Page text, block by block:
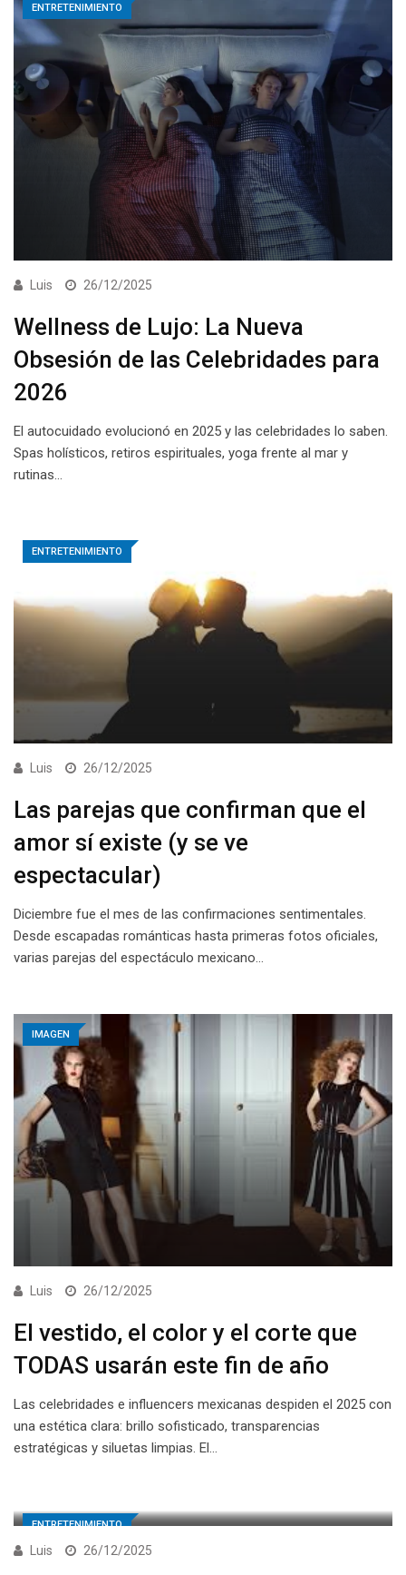
ENTRETENIMIENTO
Luis 26/12/2025
Wellness de Lujo: La Nueva
Obsesión de las Celebridades para
2026
El autocuidado evolucionó en 2025 y las celebridades lo saben.
Spas holísticos, retiros espirituales, yoga frente al mar y
rutinas…
ENTRETENIMIENTO
Luis 26/12/2025
Las parejas que confirman que el
amor sí existe (y se ve
espectacular)
Diciembre fue el mes de las confirmaciones sentimentales.
Desde escapadas románticas hasta primeras fotos oficiales,
varias parejas del espectáculo mexicano…
IMAGEN
Luis 26/12/2025
El vestido, el color y el corte que
TODAS usarán este fin de año
Las celebridades e influencers mexicanas despiden el 2025 con
una estética clara: brillo sofisticado, transparencias
estratégicas y siluetas limpias. El…
ENTRETENIMIENTO
Luis 26/12/2025